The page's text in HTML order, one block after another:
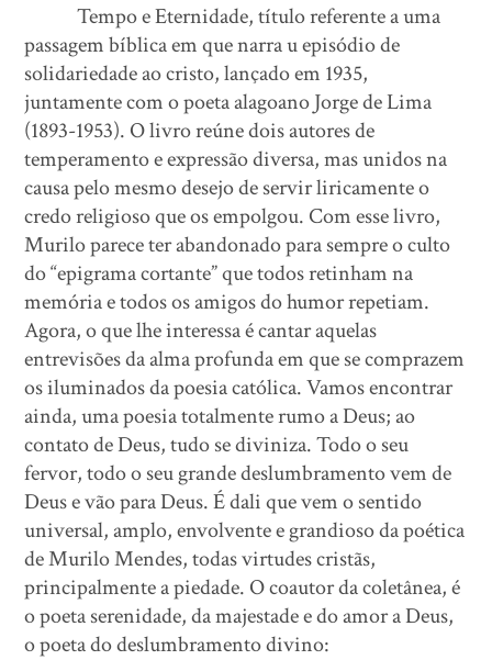
Tempo e Eternidade, título referente a uma
passagem bíblica em que narra u episódio de
solidariedade ao cristo, lançado em 1935,
juntamente com o poeta alagoano Jorge de Lima
(1893-1953). O livro reúne dois autores de
temperamento e expressão diversa, mas unidos na
causa pelo mesmo desejo de servir liricamente o
credo religioso que os empolgou. Com esse livro,
Murilo parece ter abandonado para sempre o culto
do “epigrama cortante” que todos retinham na
memória e todos os amigos do humor repetiam.
Agora, o que lhe interessa é cantar aquelas
entrevisões da alma profunda em que se comprazem
os iluminados da poesia católica. Vamos encontrar
ainda, uma poesia totalmente rumo a Deus; ao
contato de Deus, tudo se diviniza. Todo o seu
fervor, todo o seu grande deslumbramento vem de
Deus e vão para Deus. É dali que vem o sentido
universal, amplo, envolvente e grandioso da poética
de Murilo Mendes, todas virtudes cristãs,
principalmente a piedade. O coautor da coletânea, é
o poeta serenidade, da majestade e do amor a Deus,
o poeta do deslumbramento divino: